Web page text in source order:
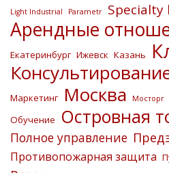
Light Industrial Parametr Specialty
Арендные
Екатеринбург Ижевск Казань
Маркетинг Москва Мосторг
Обучение
Островная
Полное управление
Противопожарная защита